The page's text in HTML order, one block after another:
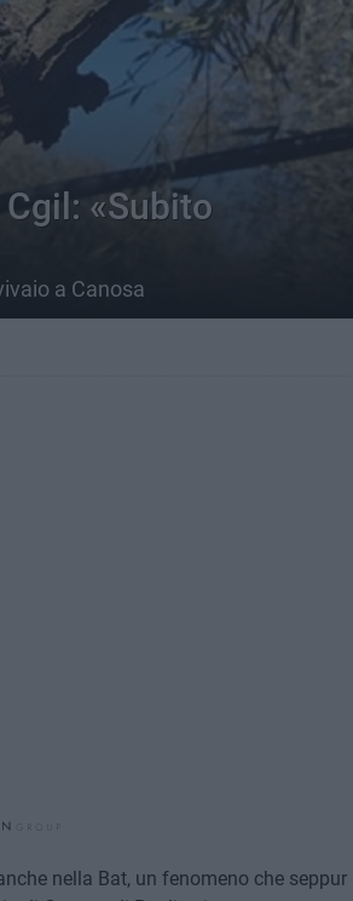
«Subito
a Canosa
nella Bat, un fenomeno che seppur